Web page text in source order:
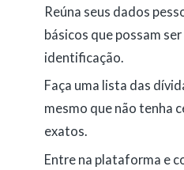
Reúna seus dados
básicos que possam
identificação.
Faça uma lista das
mesmo que não tenha
exatos.
Entre na plataforma e